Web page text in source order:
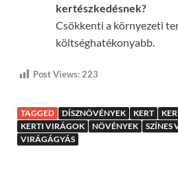
kertészkedésnek?
Csökkenti a környezeti
költséghatékonyabb.
Post Views:223
TAGGED DÍSZNÖVÉNYEK KERT
KERTI VIRÁGOK
NÖVÉNYEK SZÍNES
VIRÁGÁGYÁS